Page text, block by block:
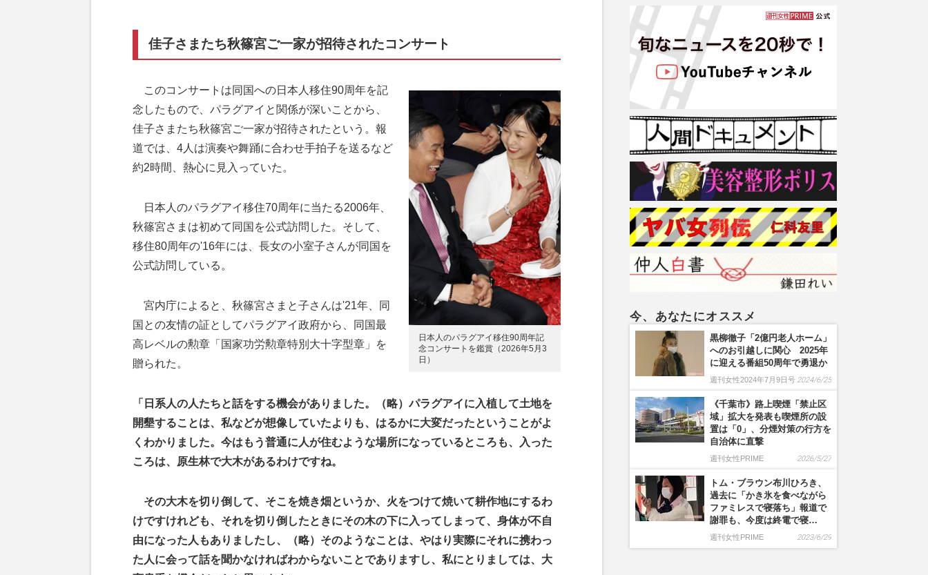
佳子さまたち秋篠宮ご一家が招待されたコンサート
日本人のパラグアイ移住90周年記
念コンサートを鑑賞（2026年5月3
日）
このコンサートは同国への日本人移住90周年を記
念したもので、パラグアイと関係が深いことから、
佳子さまたち秋篠宮ご一家が招待されたという。報
道では、4人は演奏や舞踊に合わせ手拍子を送るなど
約2時間、熱心に見入っていた。
日本人のパラグアイ移住70周年に当たる2006年、
秋篠宮さまは初めて同国を公式訪問した。そして、
移住80周年の'16年には、長女の小室子さんが同国を
公式訪問している。
宮内庁によると、秋篠宮さまと子さんは'21年、同
国との友情の証としてパラグアイ政府から、同国最
高レベルの勲章「国家功労勲章特別大十字型章」を
贈られた。
「日系人の人たちと話をする機会がありました。（略）パラグアイに入植して土地を
開墾することは、私などが想像していたよりも、はるかに大変だったということがよ
くわかりました。今はもう普通に人が住むような場所になっているところも、入った
ころは、原生林で大木があるわけですね。
その大木を切り倒して、そこを焼き畑というか、火をつけて焼いて耕作地にするわ
けですけれども、それを切り倒したときにその木の下に入ってしまって、身体が不自
由になった人もありましたし、（略）そのようなことは、やはり実際にそれに携わっ
た人に会って話を聞かなければわからないことでありますし、私にとりましては、大
今、あなたにオススメ
黒柳徹子「2億円老人ホーム」
へのお引越しに関心 2025年
に迎える番組50周年で勇退か
週刊女性2024年7月9日号 2024/6/25
《千葉市》路上喫煙「禁止区
域」拡大を発表も喫煙所の設
置は「0」、分煙対策の行方を
自治体に直撃
週刊女性PRIME 2026/5/27
トム・ブラウン布川ひろき、
過去に「かき氷を食べながら
ファミレスで寝落ち」報道で
謝罪も、今度は終電で寝…
週刊女性PRIME 2023/6/29